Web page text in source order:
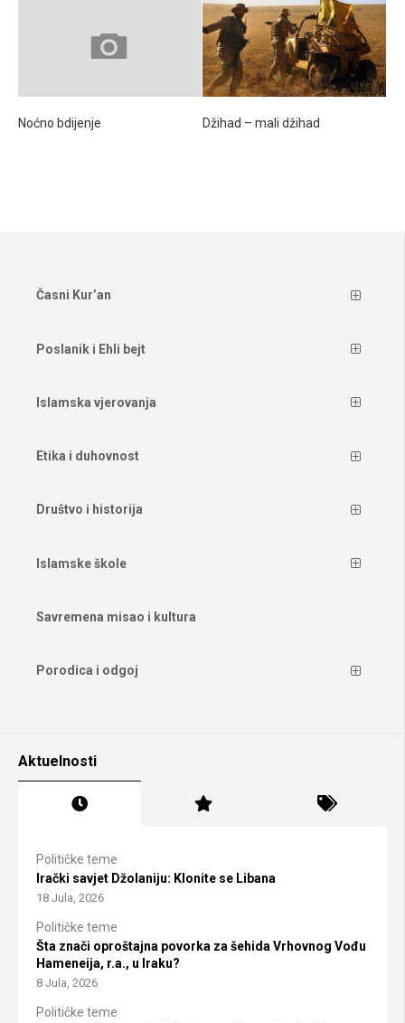
Noćno bdijenje Džihad – mali džihad
Časni Kur’an
Poslanik i Ehli bejt
Islamska vjerovanja
Etika i duhovnost
Društvo i historija
Islamske škole
Savremena misao i kultura
Porodica i odgoj
Aktuelnosti
Političke teme
Irački savjet Džolaniju: Klonite se Libana
18 Jula, 2026
Političke teme
Šta znači oproštajna povorka za šehida Vrhovnog Vođu
Hameneija, r.a., u Iraku?
8 Jula, 2026
Političke teme